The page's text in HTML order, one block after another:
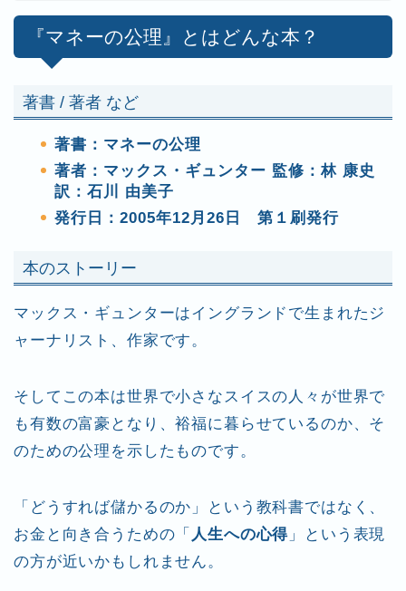
『マネーの公理』とはどんな本？
著書 / 著者 など
著書：マネーの公理
著者：マックス・ギュンター 監修：林 康史
訳：石川 由美子
発行日：2005年12月26日 第１刷発行
本のストーリー
マックス・ギュンターはイングランドで生まれたジ
ャーナリスト、作家です。
そしてこの本は世界で小さなスイスの人々が世界で
も有数の富豪となり、裕福に暮らせているのか、そ
のための公理を示したものです。
「どうすれば儲かるのか」という教科書ではなく、
お金と向き合うための「 人生への心得 」という表現
の方が近いかもしれません。